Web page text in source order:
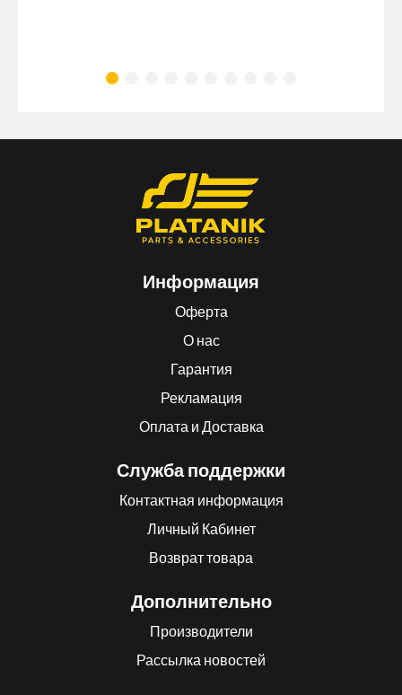
Информация
Оферта
О нас
Гарантия
Рекламация
Оплата и Доставка
Служба поддержки
Контактная информация
Личный Кабинет
Возврат товара
Дополнительно
Производители
Рассылка новостей